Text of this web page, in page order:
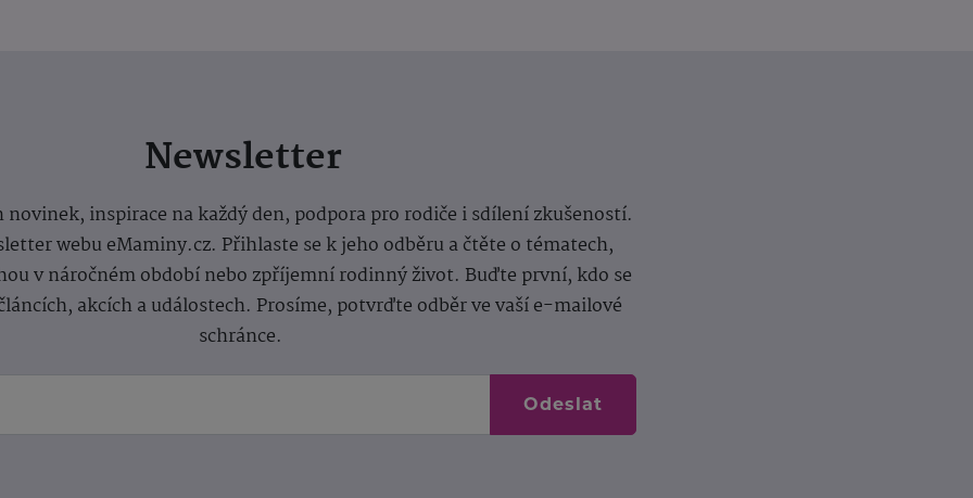
Newsletter
novinek, inspirace na každý den, podpora pro rodiče i sdílení zkušeností.
webu eMaminy.cz. Přihlaste se k jeho odběru a čtěte o tématech,
v náročném období nebo zpříjemní rodinný život. Buďte první, kdo se
akcích a událostech. Prosíme, potvrďte odběr ve vaší e-mailové
schránce.
Odeslat